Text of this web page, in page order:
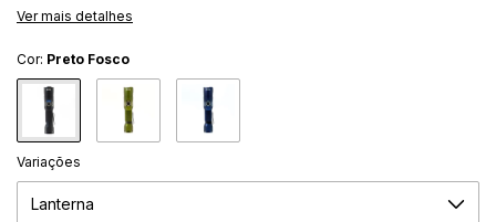
Ver mais detalhes
Cor: Preto Fosco
Variações